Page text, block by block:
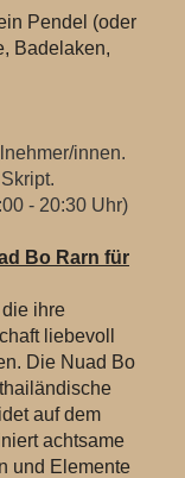
Pendel (oder
Badelaken,
innen.
- 20:30 Uhr)
Bo Rarn für
ihre
liebevoll
Die Nuad Bo
auf dem
achtsame
und Elemente